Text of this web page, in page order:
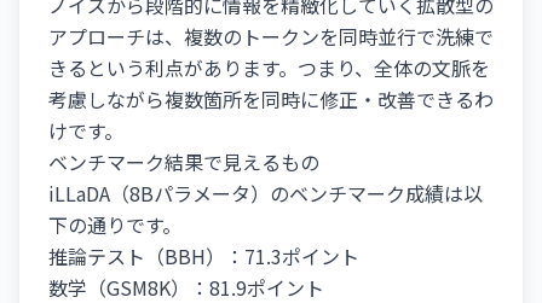
アプローチは、複数のトークンを同時並行で洗練で
きるという利点があります。つまり、全体の文脈を
考慮しながら複数箇所を同時に修正・改善できるわ
けです。
ベンチマーク結果で見えるもの
iLLaDA（8Bパラメータ）のベンチマーク成績は以
下の通りです。
推論テスト（BBH）：71.3ポイント
数学（GSM8K）：81.9ポイント